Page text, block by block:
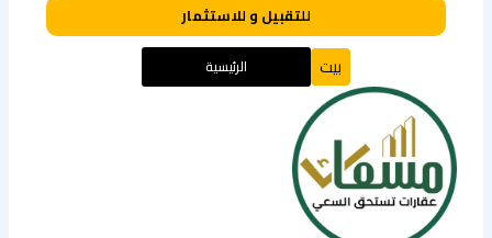
للتقبيل و للاستثمار
بيت الرئيسية